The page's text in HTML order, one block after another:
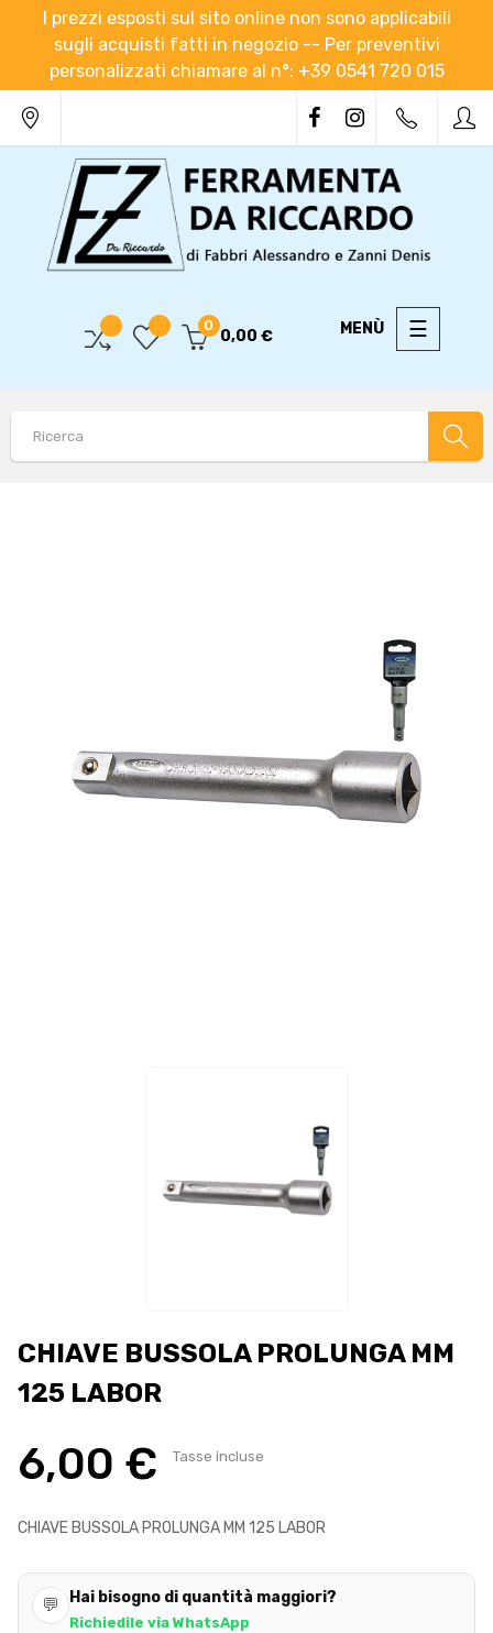
I prezzi esposti sul sito online non sono applicabili
sugli acquisti fatti in negozio -- Per preventivi
personalizzati chiamare al n°: +39 0541 720 015
Toggle
☰
0
0,00 €
CHIAVE BUSSOLA PROLUNGA MM
125 LABOR
6,00 € Tasse incluse
CHIAVE BUSSOLA PROLUNGA MM 125 LABOR
💬 Hai bisogno di quantità maggiori?
Richiedile via WhatsApp